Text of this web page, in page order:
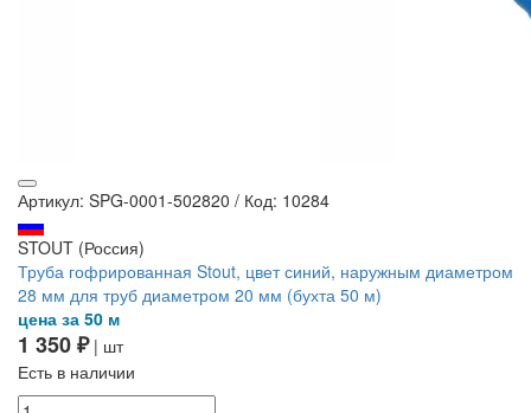
Артикул: SPG-0001-502820 / Код: 10284
STOUT (Россия)
Труба гофрированная Stout, цвет синий, наружным диаметром
28 мм для труб диаметром 20 мм (бухта 50 м)
цена за 50 м
1 350 ₽| шт
Есть в наличии